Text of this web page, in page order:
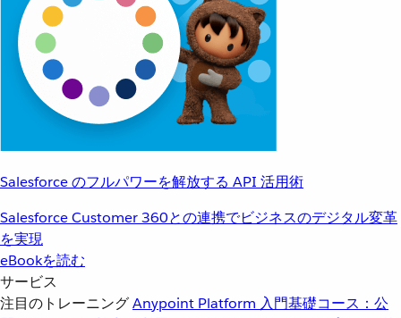
Salesforce のフルパワーを解放する API 活用術
Salesforce Customer 360との連携でビジネスのデジタル変革
を実現
eBookを読む
サービス
注目のトレーニングAnypoint Platform 入門基礎コース：公